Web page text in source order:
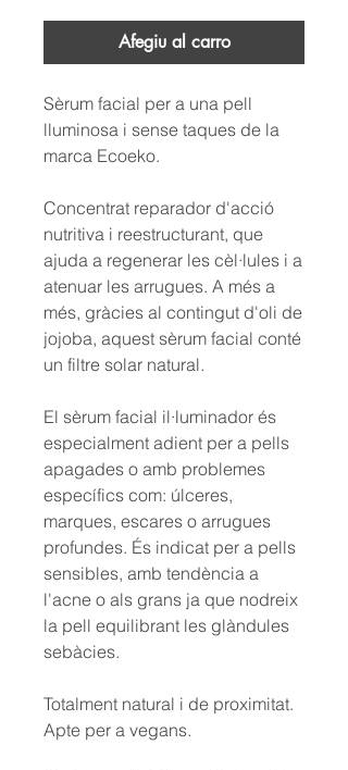
Afegiu al carro
Sèrum facial per a una pell
lluminosa i sense taques de la
marca Ecoeko.
Concentrat reparador d'acció
nutritiva i reestructurant, que
ajuda a regenerar les cèl·lules i a
atenuar les arrugues. A més a
més, gràcies al contingut d'oli de
jojoba, aquest sèrum facial conté
un filtre solar natural.
El sèrum facial il·luminador és
especialment adient per a pells
apagades o amb problemes
específics com: úlceres,
marques, escares o arrugues
profundes. És indicat per a pells
sensibles, amb tendència a
l'acne o als grans ja que nodreix
la pell equilibrant les glàndules
sebàcies.
Totalment natural i de proximitat.
Apte per a vegans.